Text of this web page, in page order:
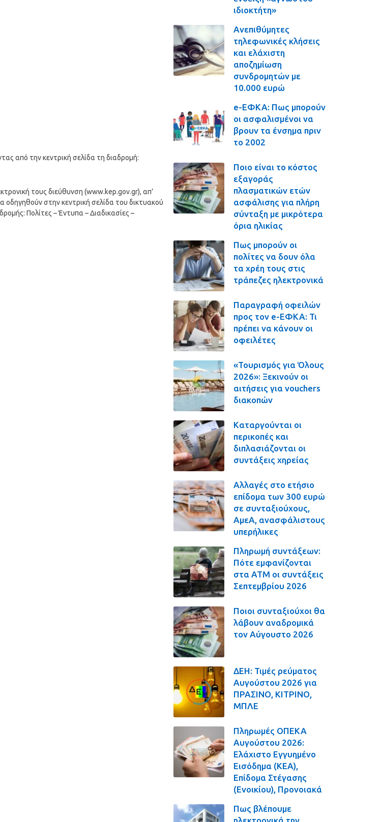
από την κεντρική σελίδα τη διαδρομή:
τους διεύθυνση (www.kep.gov.gr), απ’
στην κεντρική σελίδα του δικτυακού
Πολίτες – Έντυπα – Διαδικασίες –
ιδιοκτήτη»
Ανεπιθύμητες
τηλεφωνικές κλήσεις
και ελάχιστη
αποζημίωση
συνδρομητών με
10.000 ευρώ
e-ΕΦΚΑ: Πως μπορούν
οι ασφαλισμένοι να
βρουν τα ένσημα πριν
το 2002
Ποιο είναι το κόστος
εξαγοράς
πλασματικών ετών
ασφάλισης για πλήρη
σύνταξη με μικρότερα
όρια ηλικίας
Πως μπορούν οι
πολίτες να δουν όλα
τα χρέη τους στις
τράπεζες ηλεκτρονικά
Παραγραφή οφειλών
προς τον e-ΕΦΚΑ: Τι
πρέπει να κάνουν οι
οφειλέτες
«Τουρισμός για Όλους
2026»: Ξεκινούν οι
αιτήσεις για vouchers
διακοπών
Καταργούνται οι
περικοπές και
διπλασιάζονται οι
συντάξεις χηρείας
Αλλαγές στο ετήσιο
επίδομα των 300 ευρώ
σε συνταξιούχους,
ΑμεΑ, ανασφάλιστους
υπερήλικες
Πληρωμή συντάξεων:
Πότε εμφανίζονται
στα ΑΤΜ οι συντάξεις
Σεπτεμβρίου 2026
Ποιοι συνταξιούχοι θα
λάβουν αναδρομικά
τον Αύγουστο 2026
ΔΕΗ: Τιμές ρεύματος
Αυγούστου 2026 για
ΠΡΑΣΙΝΟ, ΚΙΤΡΙΝΟ,
ΜΠΛΕ
Πληρωμές ΟΠΕΚΑ
Αυγούστου 2026:
Ελάχιστο Εγγυημένο
Εισόδημα (ΚΕΑ),
Επίδομα Στέγασης
(Ενοικίου), Προνοιακά
Πως βλέπουμε